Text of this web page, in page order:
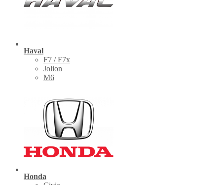
Haval
F7 / F7x
Jolion
M6
Honda